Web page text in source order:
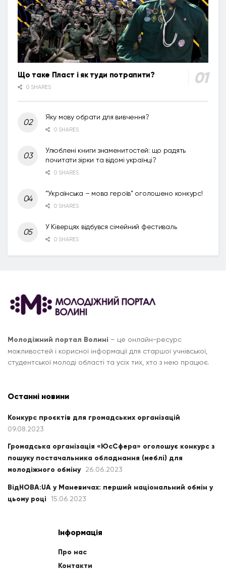
Що таке Пласт і як туди потрапити?
0 SHARES
Яку мову обрати для вивчення?
0 SHARES
Улюблені книги знаменитостей: що радять
почитати зірки та відомі українці?
0 SHARES
“Українська – мова героїв” оголошено конкурс!
0 SHARES
У Ківерцях відбувся сімейний фестиваль
0 SHARES
Молодіжний портал Волині – це онлайн-ресурс
можливостей і корисної інформації для старшої учнівської,
студентської молоді області та усіх тих, хто з нею працює.
Останні новини
Конкурс проєктів для громадських організацій
09.08.2023
Громадська організація «ЮсСфера» оголошує конкурс з
пошуку постачальника обладнання (меблі) для
молодіжного обміну
26.06.2023
ВідНОВА:UA у Маневичах: перший національний обмін у
цьому році
15.06.2023
Інформація
Про нас
Контакти